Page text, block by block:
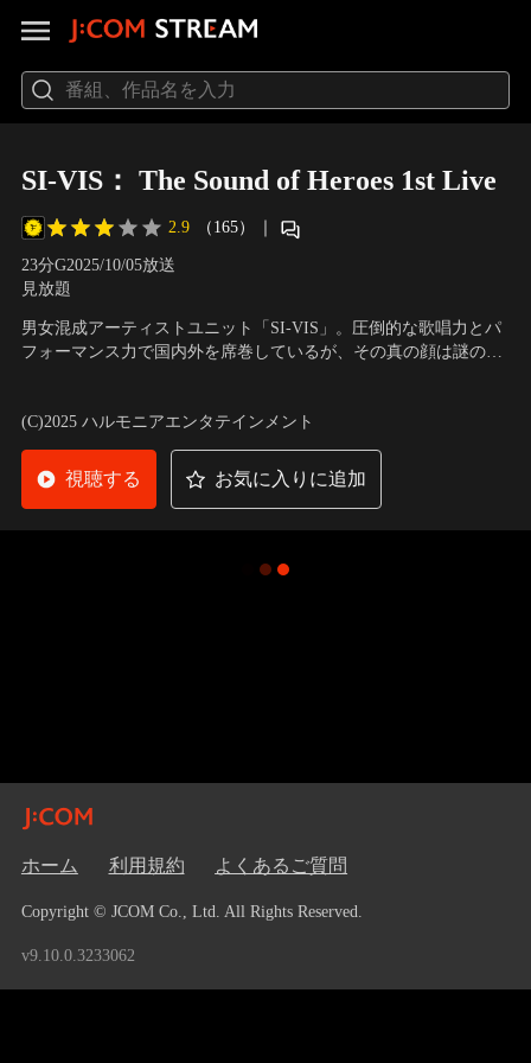
SI-VIS： The Sound of Heroes 1st Live
2.9 （165） ｜
23分G2025/10/05放送
見放題
男女混成アーティストユニット「SI-VIS」。圧倒的な歌唱力とパ
フォーマンス力で国内外を席巻しているが、その真の顔は謎の災
(C)2025 ハルモニアエンタテインメント
視聴する お気に入りに追加
ホーム 利用規約 よくあるご質問
Copyright © JCOM Co., Ltd. All Rights Reserved.
v9.10.0.3233062